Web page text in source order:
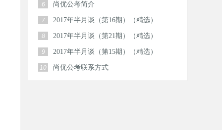
6 尚优公考简介
7 2017年半月谈（第16期）（精选）
8 2017年半月谈（第21期）（精选）
9 2017年半月谈（第15期）（精选）
10 尚优公考联系方式